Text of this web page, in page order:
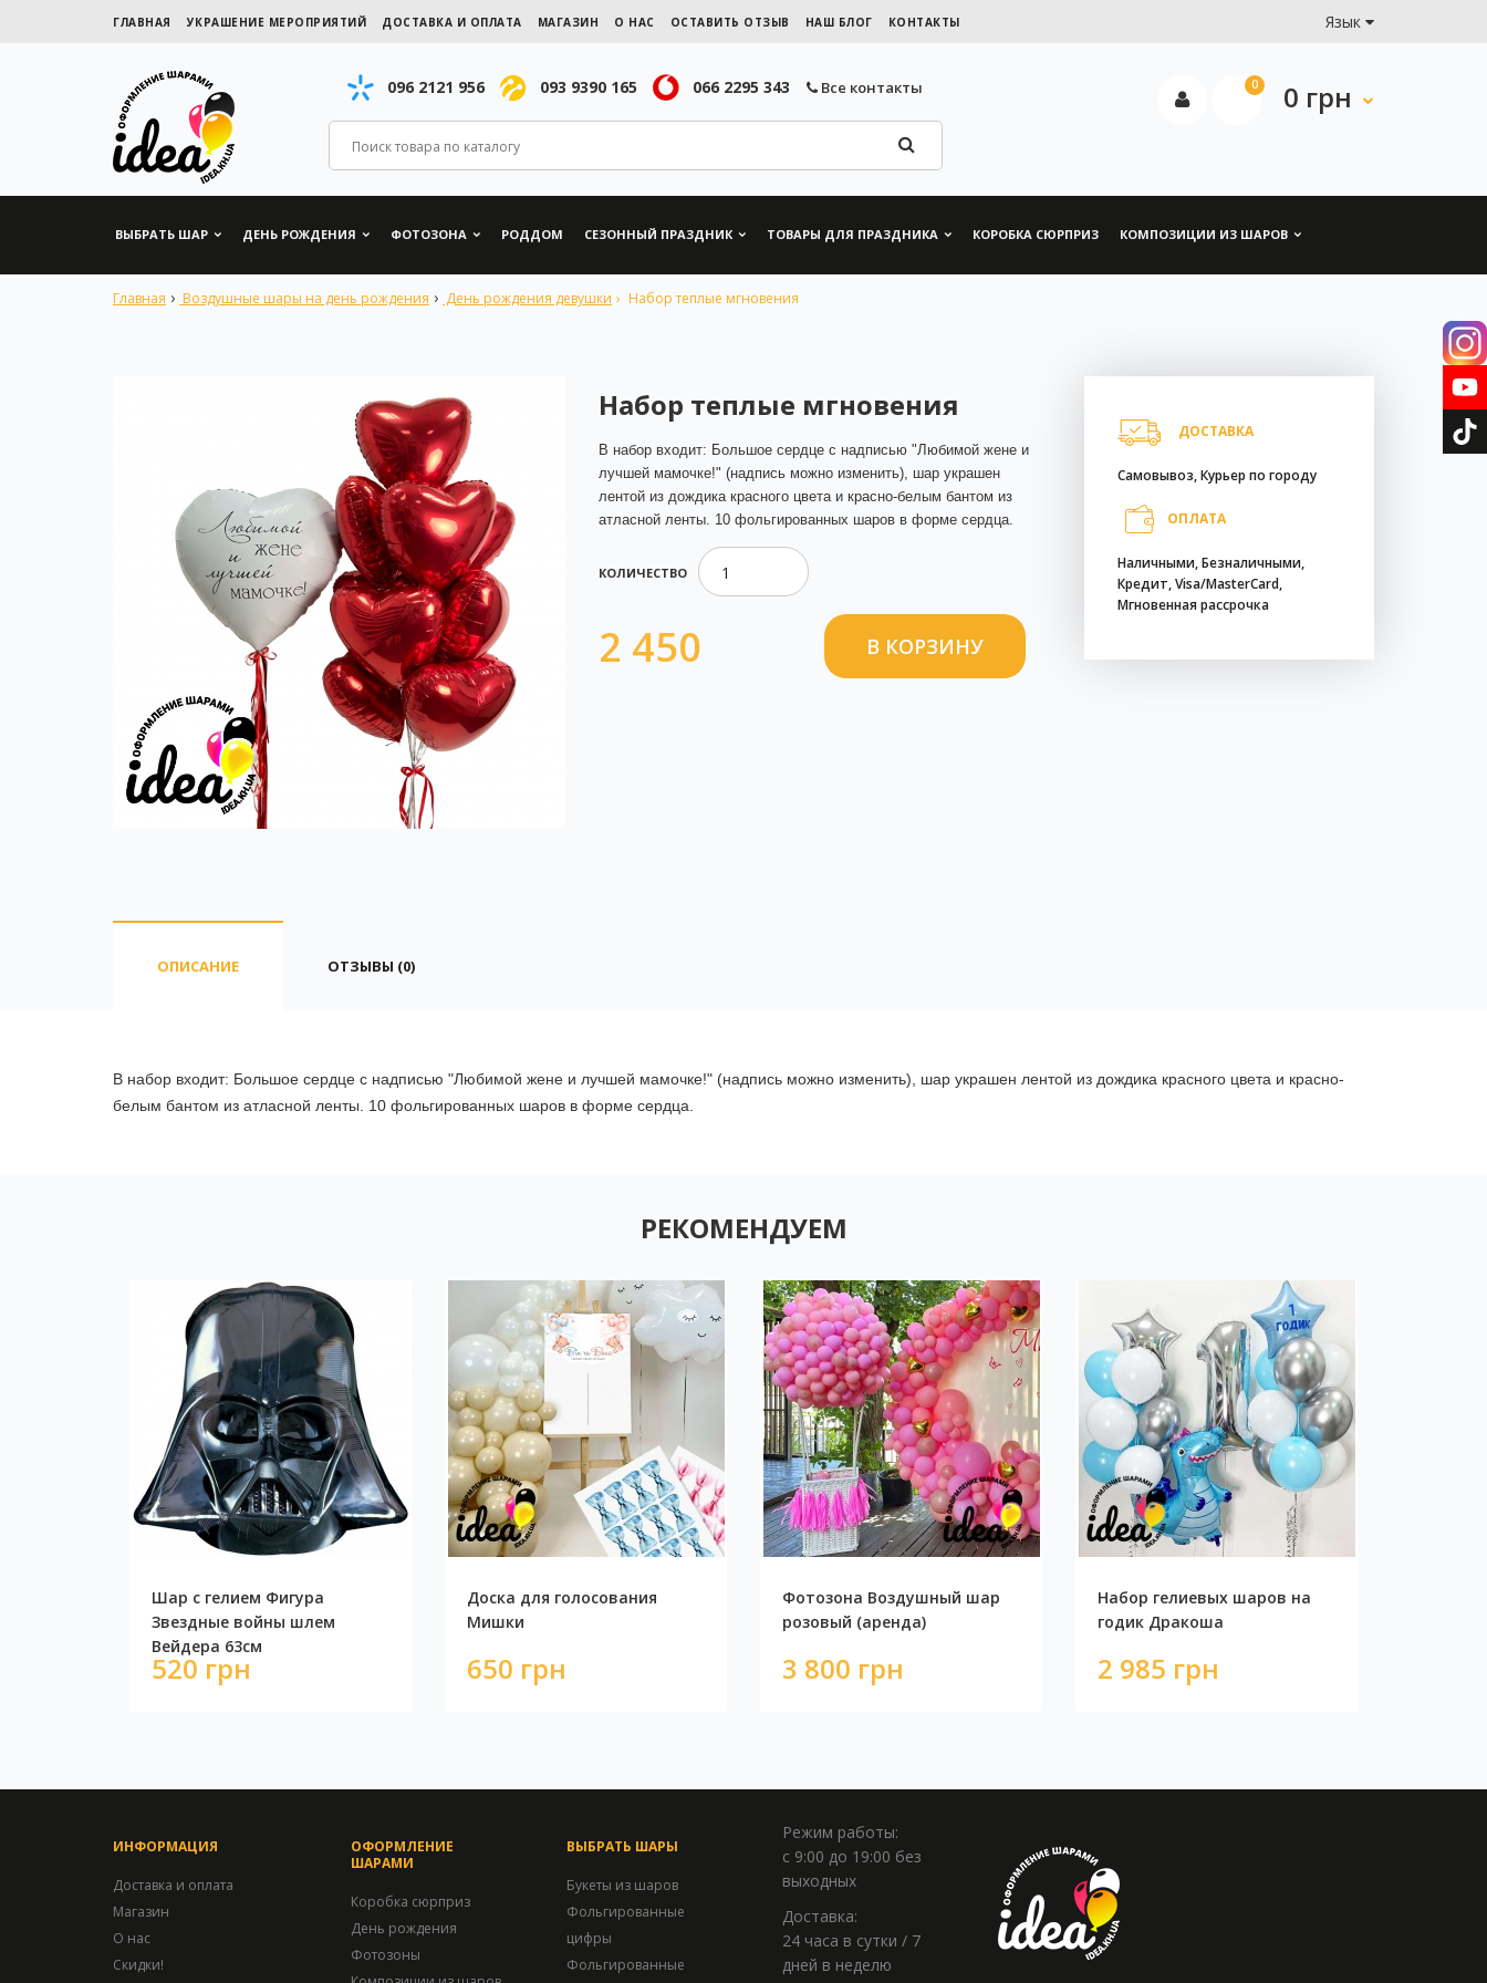
ГЛАВНАЯ УКРАШЕНИЕ МЕРОПРИЯТИЙ ДОСТАВКА И ОПЛАТА МАГАЗИН О НАС ОСТАВИТЬ ОТЗЫВ НАШ БЛОГ КОНТАКТЫ Язык
096 2121 956 093 9390 165 066 2295 343 Все контакты 0 0 грн
ВЫБРАТЬ ШАР ДЕНЬ РОЖДЕНИЯ ФОТОЗОНА РОДДОМ СЕЗОННЫЙ ПРАЗДНИК ТОВАРЫ ДЛЯ ПРАЗДНИКА КОРОБКА СЮРПРИЗ КОМПОЗИЦИИ ИЗ ШАРОВ
Главная Воздушные шары на день рождения День рождения девушки Набор теплые мгновения
Набор теплые мгновения
В набор входит: Большое сердце с надписью "Любимой жене и
лучшей мамочке!" (надпись можно изменить), шар украшен
лентой из дождика красного цвета и красно-белым бантом из
атласной ленты. 10 фольгированных шаров в форме сердца.
КОЛИЧЕСТВО
2 450
ДОСТАВКА
Самовывоз, Курьер по городу
ОПЛАТА
Наличными, Безналичными,
Кредит, Visa/MasterCard,
Мгновенная рассрочка
ОПИСАНИЕ ОТЗЫВЫ (0)
В набор входит: Большое сердце с надписью "Любимой жене и лучшей мамочке!" (надпись можно изменить), шар украшен лентой из дождика красного цвета и красно-
белым бантом из атласной ленты. 10 фольгированных шаров в форме сердца.
РЕКОМЕНДУЕМ
Шар с гелием Фигура
Звездные войны шлем
Вейдера 63см
520 грн
Доска для голосования
Мишки
650 грн
Фотозона Воздушный шар
розовый (аренда)
3 800 грн
Набор гелиевых шаров на
годик Дракоша
2 985 грн
ИНФОРМАЦИЯ
Доставка и оплата
Магазин
О нас
Скидки!
ОФОРМЛЕНИЕ
ШАРАМИ
Коробка сюрприз
День рождения
Фотозоны
ВЫБРАТЬ ШАРЫ
Букеты из шаров
Фольгированные
цифры
Фольгированные
Режим работы:
с 9:00 до 19:00 без
выходных
Доставка:
24 часа в сутки / 7
дней в неделю